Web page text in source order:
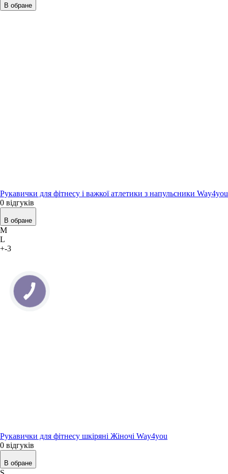
В обране
Рукавички для фітнесу і важкої атлетики з напульсники Way4you
0 відгуків
В обране
M
L
+-3
Рукавички для фітнесу шкіряні Жіночі Way4you
0 відгуків
В обране